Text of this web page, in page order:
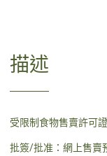
描述
受限制食物售賣許可
批簽/批准：網上售賣